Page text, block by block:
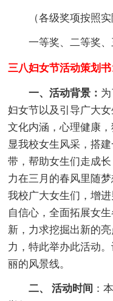
（各级奖项按照
一等奖、二等奖、
三八妇女节活动策划书
一、活动背景：
妇女节以及引导广大
文化内涵，心理健康
显我校女生风采，搭
带，帮助女生们走成
力在三月的春风里随
我校广大女生们，增
自信心，全面拓展女
新，力求挖掘出新的
力，特此举办此活动
丽的风景线。
二、 活动时间 ：